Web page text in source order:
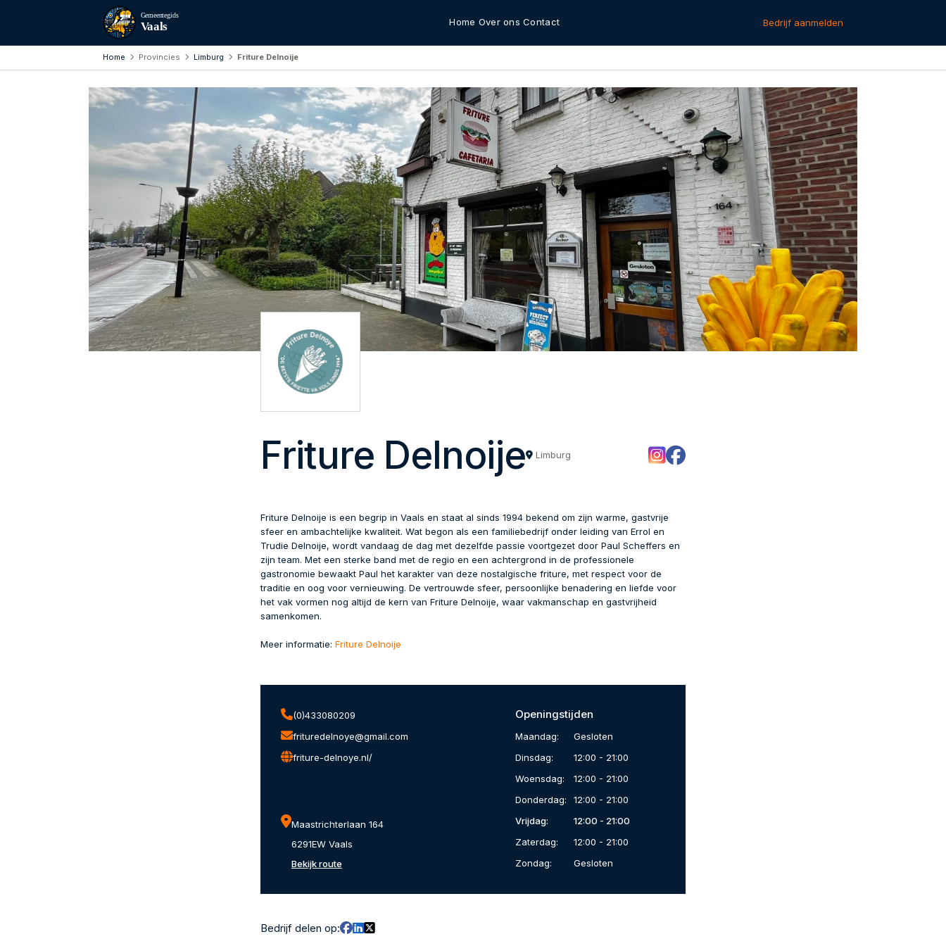
Gemeentegids
Vaals Home Over ons Contact Bedrijf aanmelden
Home Provincies Limburg Friture Delnoije
Friture Delnoije Limburg
Friture Delnoije is een begrip in Vaals en staat al sinds 1994 bekend om zijn warme, gastvrije
sfeer en ambachtelijke kwaliteit. Wat begon als een familiebedrijf onder leiding van Errol en
Trudie Delnoije, wordt vandaag de dag met dezelfde passie voortgezet door Paul Scheffers en
zijn team. Met een sterke band met de regio en een achtergrond in de professionele
gastronomie bewaakt Paul het karakter van deze nostalgische friture, met respect voor de
traditie en oog voor vernieuwing. De vertrouwde sfeer, persoonlijke benadering en liefde voor
het vak vormen nog altijd de kern van Friture Delnoije, waar vakmanschap en gastvrijheid
samenkomen.
Meer informatie:Friture Delnoije
(0)433080209
frituredelnoye@gmail.com
friture-delnoye.nl/
Maastrichterlaan 164
6291EW Vaals
Bekijk route
Openingstijden
Maandag:
Gesloten
Dinsdag:
12:00 - 21:00
Woensdag:
12:00 - 21:00
Donderdag:
12:00 - 21:00
Vrijdag:
12:00 - 21:00
Zaterdag:
12:00 - 21:00
Zondag:
Gesloten
Bedrijf delen op: